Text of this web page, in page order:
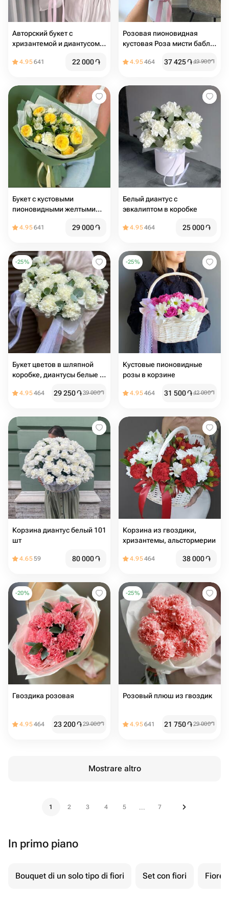
Авторский букет с
хризантемой и диантусом
4.95641 22 000֏
Розовая пионовидная
кустовая Роза мисти баблс
эвкалиптом авторский
4.95464 37 425֏49 900֏
Букет с кустовыми
пионовидными желтыми
гвоздиками
4.95641 29 000֏
Белый диантус с
эвкалиптом в коробке
4.95464 25 000֏
-25%
Букет цветов в шляпной
коробке, диантусы белые и
4.95464 29 250֏39 000֏
-25%
Кустовые пионовидные
розы в корзине
4.95464 31 500֏42 000֏
Кoрзинa диантус белый 101
шт
4.6559 80 000֏
Корзина из гвоздики,
хризантемы, альстормерии
4.95464 38 000֏
-20%
Гвоздика розовая
4.95464 23 200֏29 000֏
-25%
Розовый плюш из гвоздик
4.95641 21 750֏29 000֏
Mostrare altro
1 2 3 4 5 ... 7
In primo piano
Bouquet di un solo tipo di fiori Set con fiori Fiore